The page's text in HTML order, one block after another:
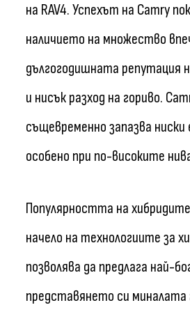
на RAV4. Успехът на Camry
наличието на множество
дългогодишната репутация
и нисък разход на гориво.
същевременно запазва
особено при по-високите
Популярността на
начело на технологиите за
позволява да предлага най-
представянето си миналата